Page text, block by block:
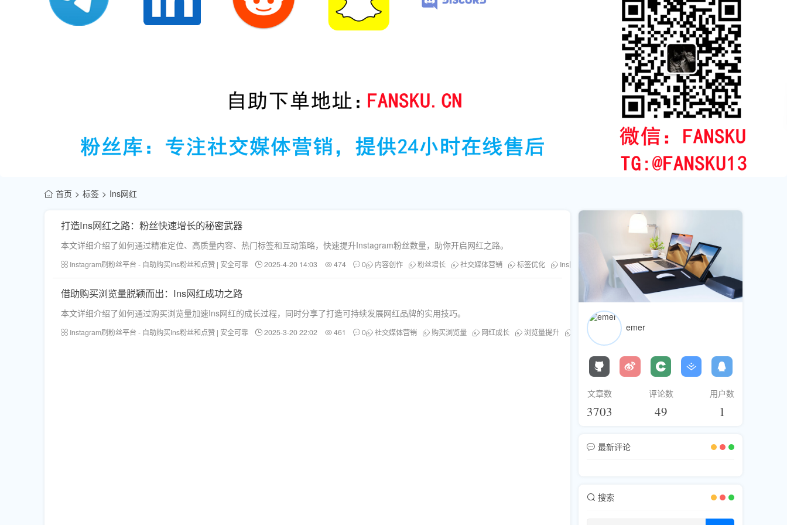
首页 标签 Ins网红
打造Ins网红之路：粉丝快速增长的秘密武器
本文详细介绍了如何通过精准定位、高质量内容、热门标签和互动策略，快速提升Instagram粉丝数量，助你开启网红之路。
Instagram刷粉丝平台 - 自助购买Ins粉丝和点赞 | 安全可靠 2025-4-20 14:03 474 0 内容创作 粉丝增长 社交媒体营销 标签优化 Ins网红
借助购买浏览量脱颖而出：Ins网红成功之路
本文详细介绍了如何通过购买浏览量加速Ins网红的成长过程，同时分享了打造可持续发展网红品牌的实用技巧。
Instagram刷粉丝平台 - 自助购买Ins粉丝和点赞 | 安全可靠 2025-3-20 22:02 461 0 社交媒体营销 购买浏览量 网红成长 浏览量提升 Ins网红 emer
文章数
3703
评论数
49
用户数
1
最新评论
搜索